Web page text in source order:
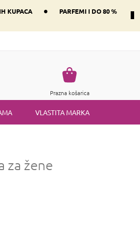
KUPACA •
PARFEMI I DO 80 %
Košarica
Prazna košarica
VLASTITA MARKA
za žene